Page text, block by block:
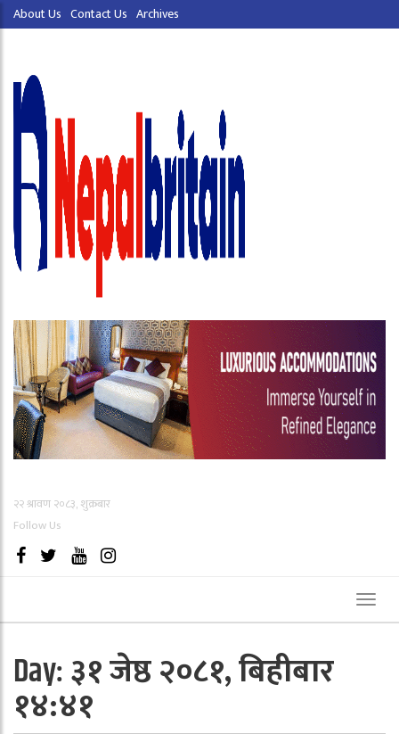
About Us Contact Us Archives
२२ श्रावण २०८३, शुक्रबार
Follow Us
Day:३१ जेष्ठ २०८१, बिहीबार
१४:४१